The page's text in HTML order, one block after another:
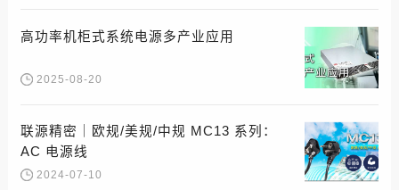
高功率机柜式系统电源多产业应用
2025-08-20
联源精密｜欧规/美规/中规 MC13 系列：
AC 电源线
2024-07-10